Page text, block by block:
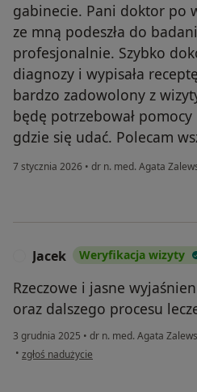
gabinecie. Pani doktor po
ze mną podeszła do
profesjonalnie. Szybko
diagnozy i wypisała
bardzo zadowolony z
będę potrzebował
gdzie się udać. Polecam
7 stycznia 2026 • dr n. med. Agata
Jacek Weryfikacja wizyty
Rzeczowe i jasne
oraz dalszego procesu
3 grudnia 2025 • dr n. med. Agata
• w opinii użytkownika Jacek
zgłoś nadużycie